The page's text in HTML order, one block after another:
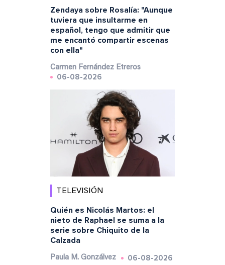
Zendaya sobre Rosalía: "Aunque
tuviera que insultarme en
español, tengo que admitir que
me encantó compartir escenas
con ella"
Carmen Fernández Etreros
06-08-2026
TELEVISIÓN
Quién es Nicolás Martos: el
nieto de Raphael se suma a la
serie sobre Chiquito de la
Calzada
Paula M. Gonzálvez 06-08-2026